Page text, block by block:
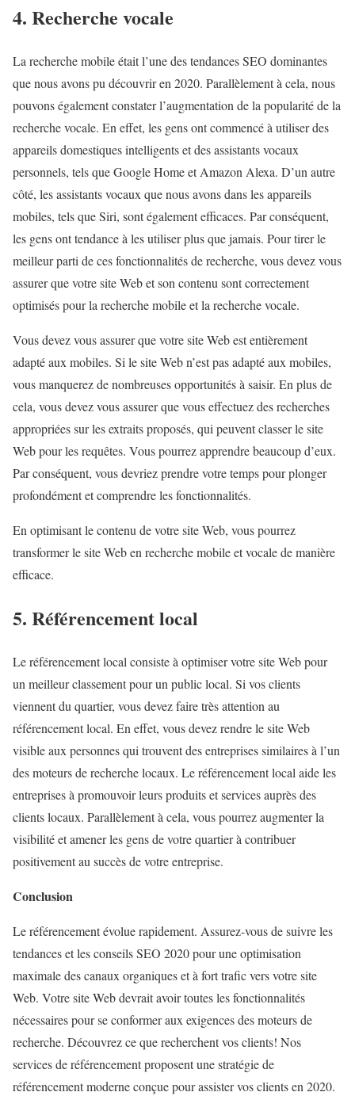
4. Recherche vocale
La recherche mobile était l’une des tendances SEO dominantes
que nous avons pu découvrir en 2020. Parallèlement à cela, nous
pouvons également constater l’augmentation de la popularité de la
recherche vocale. En effet, les gens ont commencé à utiliser des
appareils domestiques intelligents et des assistants vocaux
personnels, tels que Google Home et Amazon Alexa. D’un autre
côté, les assistants vocaux que nous avons dans les appareils
mobiles, tels que Siri, sont également efficaces. Par conséquent,
les gens ont tendance à les utiliser plus que jamais. Pour tirer le
meilleur parti de ces fonctionnalités de recherche, vous devez vous
assurer que votre site Web et son contenu sont correctement
optimisés pour la recherche mobile et la recherche vocale.
Vous devez vous assurer que votre site Web est entièrement
adapté aux mobiles. Si le site Web n’est pas adapté aux mobiles,
vous manquerez de nombreuses opportunités à saisir. En plus de
cela, vous devez vous assurer que vous effectuez des recherches
appropriées sur les extraits proposés, qui peuvent classer le site
Web pour les requêtes. Vous pourrez apprendre beaucoup d’eux.
Par conséquent, vous devriez prendre votre temps pour plonger
profondément et comprendre les fonctionnalités.
En optimisant le contenu de votre site Web, vous pourrez
transformer le site Web en recherche mobile et vocale de manière
efficace.
5. Référencement local
Le référencement local consiste à optimiser votre site Web pour
un meilleur classement pour un public local. Si vos clients
viennent du quartier, vous devez faire très attention au
référencement local. En effet, vous devez rendre le site Web
visible aux personnes qui trouvent des entreprises similaires à l’un
des moteurs de recherche locaux. Le référencement local aide les
entreprises à promouvoir leurs produits et services auprès des
clients locaux. Parallèlement à cela, vous pourrez augmenter la
visibilité et amener les gens de votre quartier à contribuer
positivement au succès de votre entreprise.
Conclusion
Le référencement évolue rapidement. Assurez-vous de suivre les
tendances et les conseils SEO 2020 pour une optimisation
maximale des canaux organiques et à fort trafic vers votre site
Web. Votre site Web devrait avoir toutes les fonctionnalités
nécessaires pour se conformer aux exigences des moteurs de
recherche. Découvrez ce que recherchent vos clients! Nos
services de référencement proposent une stratégie de
référencement moderne conçue pour assister vos clients en 2020.